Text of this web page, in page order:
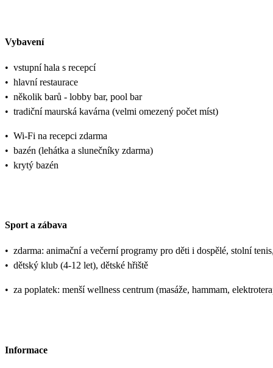
Vybavení
• vstupní hala s recepcí
• hlavní restaurace
• několik barů - lobby bar, pool bar
• tradiční maurská kavárna (velmi omezený počet míst)
• Wi-Fi na recepci zdarma
• bazén (lehátka a slunečníky zdarma)
• krytý bazén
Sport a zábava
• zdarma: animační a večerní programy pro děti i dospělé, stolní
• dětský klub (4-12 let), dětské hřiště
• za poplatek: menší wellness centrum (masáže, hammam,
Informace